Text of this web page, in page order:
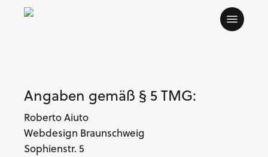
Menu
Angaben gemäß § 5 TMG:
Roberto Aiuto
Webdesign Braunschweig
Sophienstr. 5